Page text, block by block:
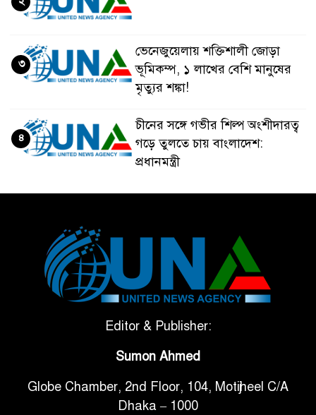
ভেনেজুয়েলায় শক্তিশালী জোড়া
ভূমিকম্প, ১ লাখের বেশি মানুষের
মৃত্যুর শঙ্কা!
৩
চীনের সঙ্গে গভীর শিল্প অংশীদারত্ব
গড়ে তুলতে চায় বাংলাদেশ:
প্রধানমন্ত্রী
৪
টানা ৩ ম্যাচে গোল ভিনির, ইতিহাস
বলছে বিশ্বকাপ জিতবে ব্রাজিল
সরকারি ৩শ কেজি বই বিক্রির
গাড়ি বিক্রির পর মালিকানা
পরিবর্তনে কঠোর নির্দেশনা
Editor & Publisher:
Sumon Ahmed
Globe Chamber, 2nd Floor, 104, Motijheel C/A
Dhaka – 1000